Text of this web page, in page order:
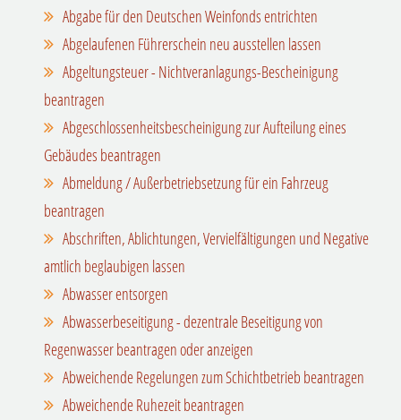
Abgabe für den Deutschen Weinfonds entrichten
Abgelaufenen Führerschein neu ausstellen lassen
Abgeltungsteuer - Nichtveranlagungs-Bescheinigung
beantragen
Abgeschlossenheitsbescheinigung zur Aufteilung eines
Gebäudes beantragen
Abmeldung / Außerbetriebsetzung für ein Fahrzeug
beantragen
Abschriften, Ablichtungen, Vervielfältigungen und Negative
amtlich beglaubigen lassen
Abwasser entsorgen
Abwasserbeseitigung - dezentrale Beseitigung von
Regenwasser beantragen oder anzeigen
Abweichende Regelungen zum Schichtbetrieb beantragen
Abweichende Ruhezeit beantragen